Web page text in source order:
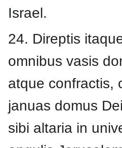
Israel.
24. Direptis
omnibus vasis
atque confractis,
januas domus
sibi altaria in